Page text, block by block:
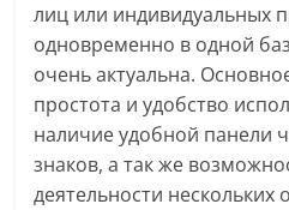
лиц или индивидуальных
одновременно в одной
очень актуальна.
простота и удобство
наличие удобной панели
знаков, а так же
деятельности нескольких